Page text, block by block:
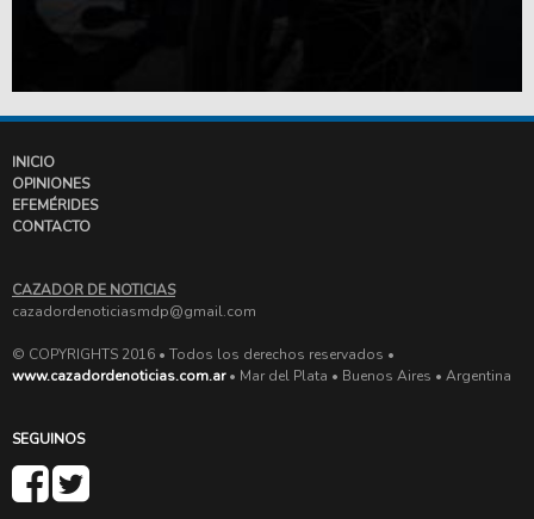
INICIO
OPINIONES
EFEMÉRIDES
CONTACTO
CAZADOR DE NOTICIAS
cazadordenoticiasmdp@gmail.com
© COPYRIGHTS 2016 • Todos los derechos reservados •
www.cazadordenoticias.com.ar• Mar del Plata • Buenos Aires • Argentina
SEGUINOS